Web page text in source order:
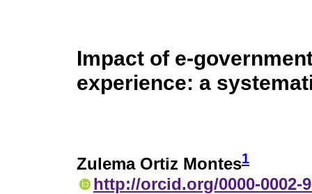
Impact of e-
experience: a
Zulema Ortiz Montes1
http://orcid.org/0000-0002-